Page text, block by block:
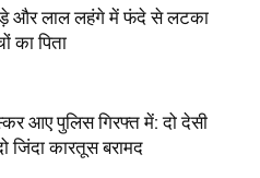
और लाल लहंगे में फंदे से लटका
का पिता
आए पुलिस गिरफ्त में: दो देसी
जिंदा कारतूस बरामद